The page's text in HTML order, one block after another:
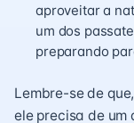
aproveitar a
um dos
preparando
Lembre-se de
ele precisa de um